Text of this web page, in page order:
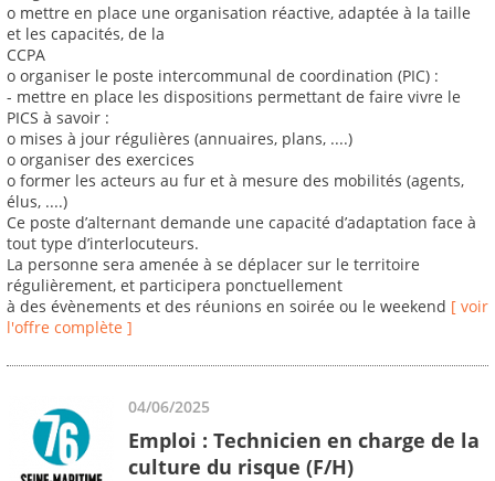
o mettre en place une organisation réactive, adaptée à la taille
et les capacités, de la
CCPA
o organiser le poste intercommunal de coordination (PIC) :
- mettre en place les dispositions permettant de faire vivre le
PICS à savoir :
o mises à jour régulières (annuaires, plans, ....)
o organiser des exercices
o former les acteurs au fur et à mesure des mobilités (agents,
élus, ....)
Ce poste d’alternant demande une capacité d’adaptation face à
tout type d’interlocuteurs.
La personne sera amenée à se déplacer sur le territoire
régulièrement, et participera ponctuellement
à des évènements et des réunions en soirée ou le weekend [ voir
l'offre complète ]
04/06/2025
Emploi : Technicien en charge de la
culture du risque (F/H)